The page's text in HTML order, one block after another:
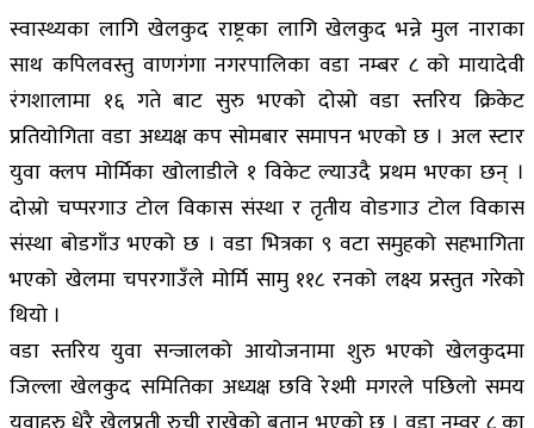
स्वास्थ्यका लागि खेलकुद राष्ट्रका लागि खेलकुद भन्ने मुल नाराका
साथ कपिलवस्तु वाणगंगा नगरपालिका वडा नम्बर ८ को मायादेवी
रंगशालामा १६ गते बाट सुरु भएको दोस्रो वडा स्तरिय क्रिकेट
प्रतियोगिता वडा अध्यक्ष कप सोमबार समापन भएको छ । अल स्टार
युवा क्लप मोर्मिका खोलाडीले १ विकेट ल्याउदै प्रथम भएका छन् ।
दोस्रो चप्परगाउ टोल विकास संस्था र तृतीय वोडगाउ टोल विकास
संस्था बोडगाँउ भएको छ । वडा भित्रका ९ वटा समुहको सहभागिता
भएको खेलमा चपरगाउँले मोर्मि सामु ११८ रनको लक्ष्य प्रस्तुत गरेको
थियो ।
वडा स्तरिय युवा सन्जालको आयोजनामा शुरु भएको खेलकुदमा
जिल्ला खेलकुद समितिका अध्यक्ष छवि रेश्मी मगरले पछिलो समय